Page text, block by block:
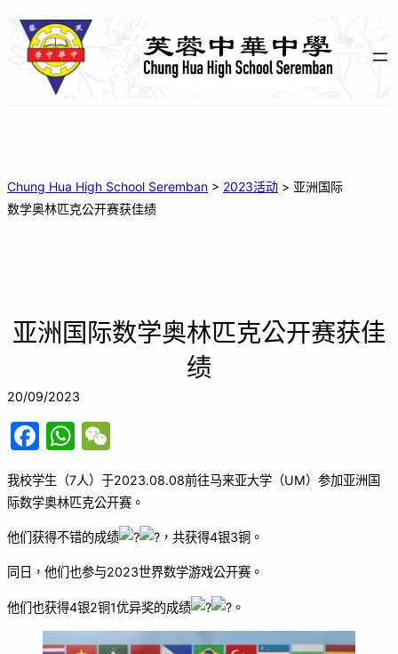
Chung Hua High School Seremban > 2023活动 > 亚洲国际
数学奥林匹克公开赛获佳绩
亚洲国际数学奥林匹克公开赛获佳
绩
20/09/2023
F
c
e
b
o
o
k
W
at
s
A
p
p
C
h
at
我校学生（7人）于2023.08.08前往马来亚大学（UM）参加亚洲国
际数学奥林匹克公开赛。
他们获得不错的成绩 ，共获得4银3铜。
同日，他们也参与2023世界数学游戏公开赛。
他们也获得4银2铜1优异奖的成绩 。